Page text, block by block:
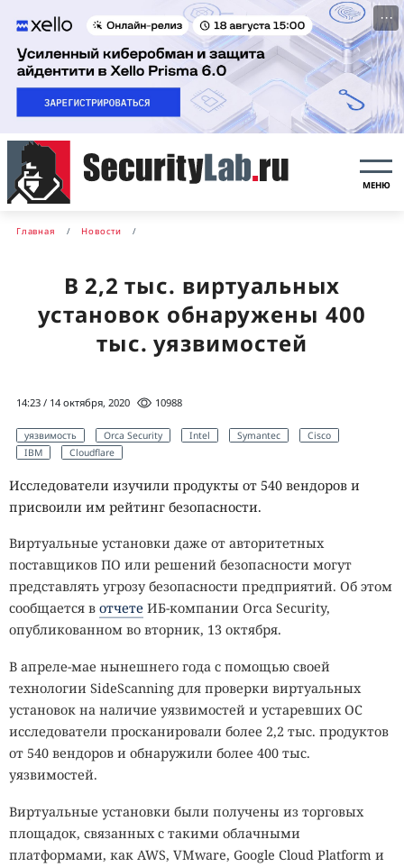
···
МЕНЮ
Главная Новости
В 2,2 тыс. виртуальных
установок обнаружены 400
тыс. уязвимостей
14:23 / 14 октября, 2020 10988
уязвимость Orca Security Intel Symantec
Cisco
IBM
Cloudflare
Исследователи изучили продукты от 540 вендоров и
присвоили им рейтинг безопасности.
Виртуальные установки даже от авторитетных
поставщиков ПО или решений безопасности могут
представлять угрозу безопасности предприятий. Об этом
сообщается в отчете ИБ-компании Orca Security,
опубликованном во вторник, 13 октября.
В апреле-мае нынешнего года с помощью своей
технологии SideScanning для проверки виртуальных
установок на наличие уязвимостей и устаревших ОС
исследователи просканировали более 2,2 тыс. продуктов
от 540 вендоров и обнаружили более 400 тыс.
уязвимостей.
Виртуальные установки были получены из торговых
площадок, связанных с такими облачными
платформами, как AWS, VMware, Google Cloud Platform и